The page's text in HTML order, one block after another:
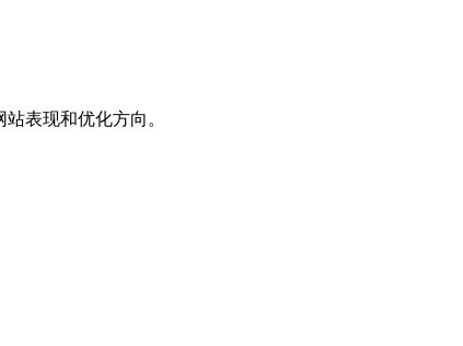
表现和优化方向。